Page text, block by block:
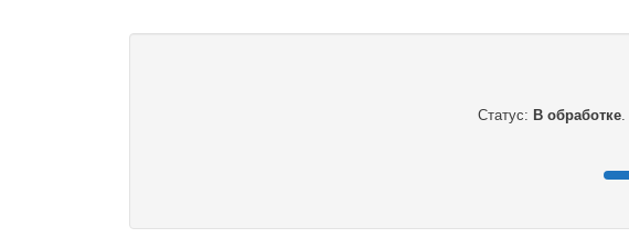
Статус: В обработке.